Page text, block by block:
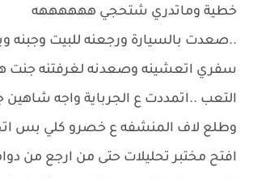
خطية وماتدري شتحجي ههههههه
..صعدت بالسيارة ورجعنه للبيت وجبنه
سفري اتعشينه وصعدنه لغرفتنه جنت
التعب ..اتمددت ع الجرباية واجه شاهين
وطلع لاف المنشفه ع خصرو كلي بس
افتح مختبر تحليلات حتى من ارجع من